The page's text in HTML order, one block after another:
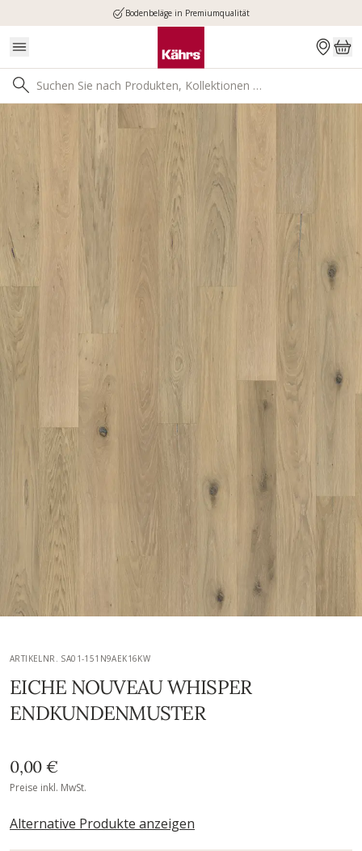
Bodenbeläge in Premiumqualität
ARTIKELNR. SA01-151N9AEK16KW
EICHE NOUVEAU WHISPER
ENDKUNDENMUSTER
0,00 €
Preise inkl. MwSt.
Alternative Produkte anzeigen